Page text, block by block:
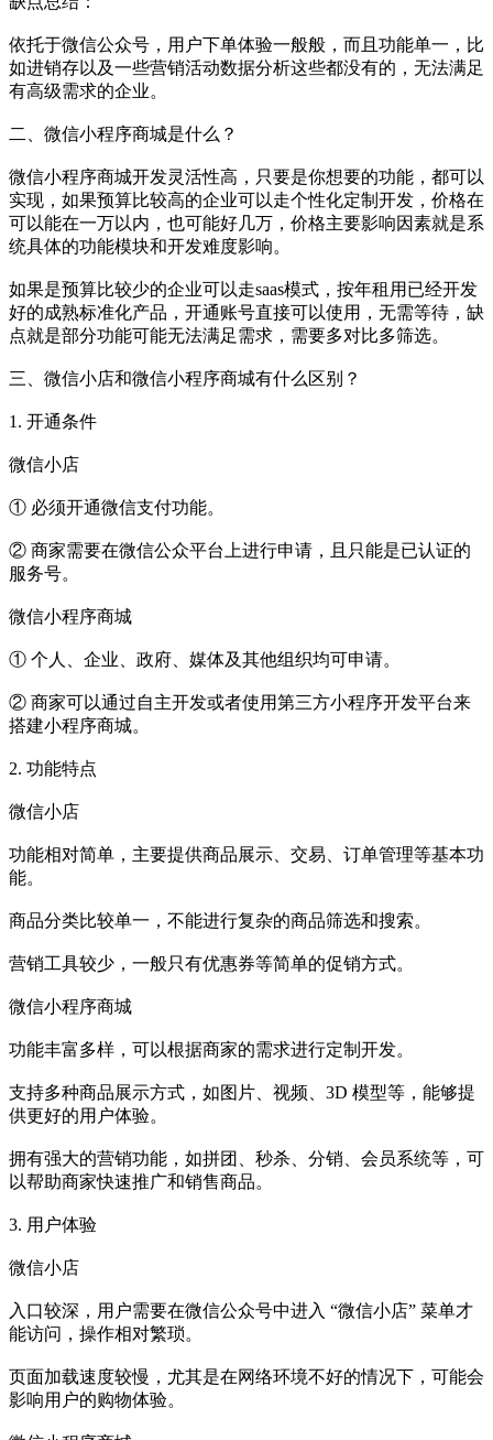
依托于微信公众号，用户下单体验一般般，而且功能单一，比
如进销存以及一些营销活动数据分析这些都没有的，无法满足
有高级需求的企业。
二、微信小程序商城是什么？
微信小程序商城开发灵活性高，只要是你想要的功能，都可以
实现，如果预算比较高的企业可以走个性化定制开发，价格在
可以能在一万以内，也可能好几万，价格主要影响因素就是系
统具体的功能模块和开发难度影响。
如果是预算比较少的企业可以走saas模式，按年租用已经开发
好的成熟标准化产品，开通账号直接可以使用，无需等待，缺
点就是部分功能可能无法满足需求，需要多对比多筛选。
三、微信小店和微信小程序商城有什么区别？
1. 开通条件
微信小店
① 必须开通微信支付功能。
② 商家需要在微信公众平台上进行申请，且只能是已认证的
服务号。
微信小程序商城
① 个人、企业、政府、媒体及其他组织均可申请。
② 商家可以通过自主开发或者使用第三方小程序开发平台来
搭建小程序商城。
2. 功能特点
微信小店
功能相对简单，主要提供商品展示、交易、订单管理等基本功
能。
商品分类比较单一，不能进行复杂的商品筛选和搜索。
营销工具较少，一般只有优惠券等简单的促销方式。
微信小程序商城
功能丰富多样，可以根据商家的需求进行定制开发。
支持多种商品展示方式，如图片、视频、3D 模型等，能够提
供更好的用户体验。
拥有强大的营销功能，如拼团、秒杀、分销、会员系统等，可
以帮助商家快速推广和销售商品。
3. 用户体验
微信小店
入口较深，用户需要在微信公众号中进入 “微信小店” 菜单才
能访问，操作相对繁琐。
页面加载速度较慢，尤其是在网络环境不好的情况下，可能会
影响用户的购物体验。